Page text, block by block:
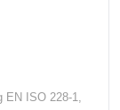
EN ISO 228-1,